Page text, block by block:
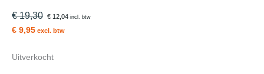
€ 19,30 € 12,04incl. btw
€ 9,95 excl. btw
Uitverkocht